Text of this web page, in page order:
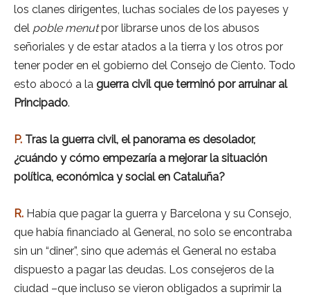
los clanes dirigentes, luchas sociales de los payeses y
del poble menutpor librarse unos de los abusos
señoriales y de estar atados a la tierra y los otros por
tener poder en el gobierno del Consejo de Ciento. Todo
esto abocó a la guerra civil que terminó por arruinar al
Principado.
P. Tras la guerra civil, el panorama es desolador,
¿cuándo y cómo empezaría a mejorar la situación
política, económica y social en Cataluña?
R. Había que pagar la guerra y Barcelona y su Consejo,
que había financiado al General, no solo se encontraba
sin un “diner”, sino que además el General no estaba
dispuesto a pagar las deudas. Los consejeros de la
ciudad –que incluso se vieron obligados a suprimir la